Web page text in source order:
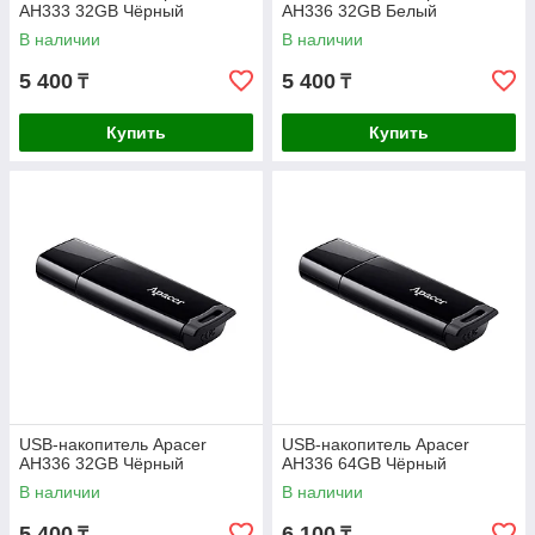
AH333 32GB Чёрный
В наличии
5 400 ₸
Купить
AH336 32GB Белый
В наличии
5 400 ₸
Купить
USB-накопитель Apacer
AH336 32GB Чёрный
В наличии
USB-накопитель Apacer
AH336 64GB Чёрный
В наличии